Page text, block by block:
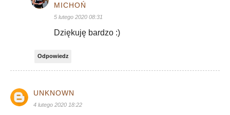
MICHOŃ
5 lutego 2020 08:31
Dziękuję bardzo :)
Odpowiedz
UNKNOWN
4 lutego 2020 18:22